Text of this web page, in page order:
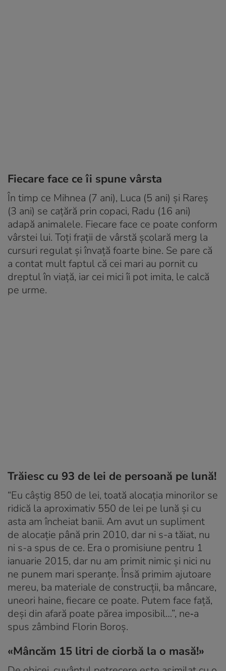
Fiecare face ce îi spune vârsta
În timp ce Mihnea (7 ani), Luca (5 ani) şi Rareş
(3 ani) se caţără prin copaci, Radu (16 ani)
adapă animalele. Fiecare face ce poate conform
vârstei lui. Toţi fraţii de vârstă şcolară merg la
cursuri regulat şi învaţă foarte bine. Se pare că
a contat mult faptul că cei mari au pornit cu
dreptul în viaţă, iar cei mici îi pot imita, le calcă
pe urme.
Trăiesc cu 93 de lei de persoană pe lună!
“Eu câştig 850 de lei, toată alocaţia minorilor se
ridică la aproximativ 550 de lei pe lună şi cu
asta am încheiat banii. Am avut un supliment
de alocaţie până prin 2010, dar ni s-a tăiat, nu
ni s-a spus de ce. Era o promisiune pentru 1
ianuarie 2015, dar nu am primit nimic şi nici nu
ne punem mari speranţe. Însă primim ajutoare
mereu, ba materiale de construcţii, ba mâncare,
uneori haine, fiecare ce poate. Putem face faţă,
deşi din afară poate părea imposibil…”, ne‑a
spus zâmbind Florin Boroş.
«Mâncăm 15 litri de ciorbă la o masă!»